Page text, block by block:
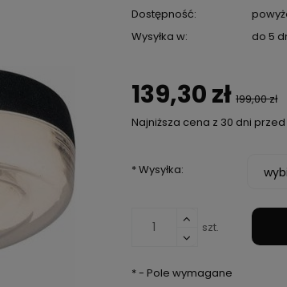
Dostępność:
Wysyłka w:
do 5
139,30 zł 199,00 zł
Najniższa cena z 30 dni
niż 30 dni,
pojawił się w
*Wysyłka:
szt.
*- Pole wymagane